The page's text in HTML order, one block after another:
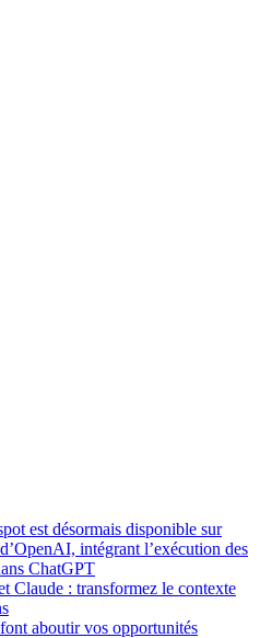
est désormais disponible sur
intégrant l’exécution des
ChatGPT
Claude : transformez le contexte
aboutir vos opportunités